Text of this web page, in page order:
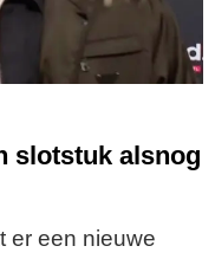
slotstuk alsnog
er een nieuwe